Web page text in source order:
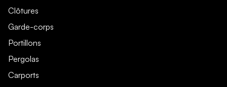
Clôtures
Garde-corps
Portillons
Pergolas
Carports